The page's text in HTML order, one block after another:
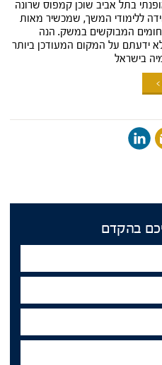
בתל אביב שוכן קמפוס שרונה
ללימודי המשך, שמכשיר מאות
המבוקשים במשק. הנה
ידעתם על המקום המעודכן ביותר
בישראל
בהקדם